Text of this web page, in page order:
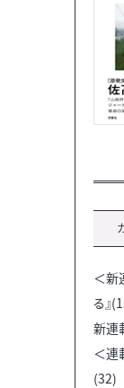
＜新
る』
新連
＜連
(32)